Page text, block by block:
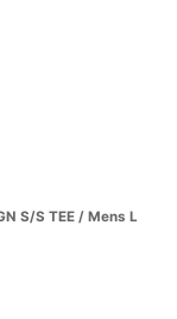
S/S TEE / Mens L